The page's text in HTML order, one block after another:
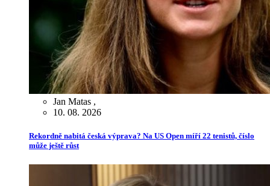
Jan Matas ,
10. 08. 2026
Rekordně nabitá česká výprava? Na US Open míří 22 tenistů, číslo
může ještě růst